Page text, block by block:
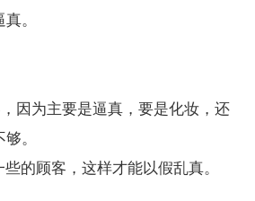
。
因为主要是逼真，要是化妆，还
。
的顾客，这样才能以假乱真。